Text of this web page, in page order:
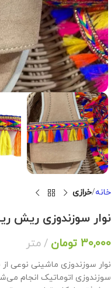
خانه خرازی
نوار سوزندوزی ریش
30,000 تومان متر
نوار سوزندوزی ماشینی نوعی
سوزندوزی اتوماتیک انجام